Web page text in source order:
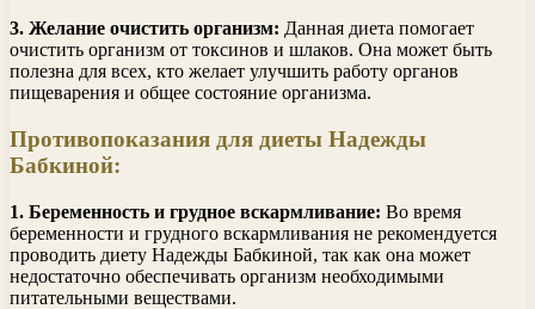
3. Желание очистить организм: Данная диета помогает
очистить организм от токсинов и шлаков. Она может быть
полезна для всех, кто желает улучшить работу органов
пищеварения и общее состояние организма.
Противопоказания для диеты Надежды
Бабкиной:
1. Беременность и грудное вскармливание: Во время
беременности и грудного вскармливания не рекомендуется
проводить диету Надежды Бабкиной, так как она может
недостаточно обеспечивать организм необходимыми
питательными веществами.